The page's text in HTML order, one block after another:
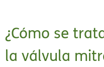
¿Cómo se
la válvula